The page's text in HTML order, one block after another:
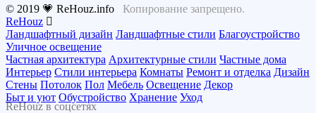
© 2019 💗 ReHouz.info Копирование запрещено.
ReHouz
Ландшафтный дизайн Ландшафтные стили Благоустройство
Уличное освещение
Частная архитектура Архитектурные стили Частные дома
Интерьер Стили интерьера Комнаты Ремонт и отделка Дизайн
Стены Потолок Пол Мебель Освещение Декор
Быт и уют Обустройство Хранение Уход
ReHouz в соцсетях